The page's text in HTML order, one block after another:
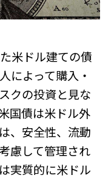
米ドル建ての債
によって購入・
クの投資と見な
国債は米ドル外
、安全性、流動
慮して管理され
実質的に米ドル